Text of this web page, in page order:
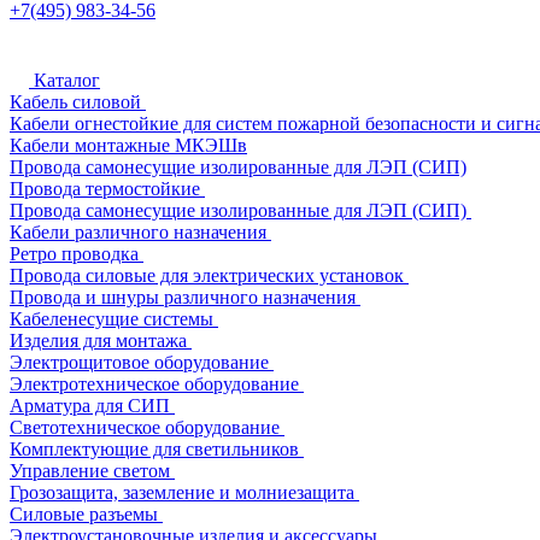
+7(495) 983-34-56
Каталог
Кабель силовой
Кабели огнестойкие для систем пожарной безопасности и
Кабели монтажные МКЭШв
Провода самонесущие изолированные для ЛЭП (СИП)
Провода термостойкие
Провода самонесущие изолированные для ЛЭП (СИП)
Кабели различного назначения
Ретро проводка
Провода силовые для электрических установок
Провода и шнуры различного назначения
Кабеленесущие системы
Изделия для монтажа
Электрощитовое оборудование
Электротехническое оборудование
Арматура для СИП
Светотехническое оборудование
Комплектующие для светильников
Управление светом
Грозозащита, заземление и молниезащита
Силовые разъемы
Электроустановочные изделия и аксессуары